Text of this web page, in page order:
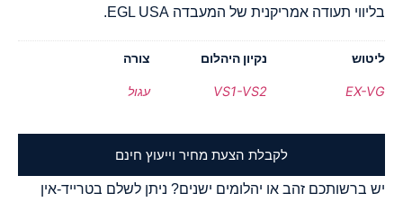
בליווי תעודה אמריקנית של המעבדה EGL USA.
ליטוש
EX-VG
נקיון היהלום
VS1-VS2
צורה
עגול
לקבלת הצעת מחיר וייעוץ חינם
יש ברשותכם זהב או יהלומים ישנים? ניתן לשלם בטרייד-אין